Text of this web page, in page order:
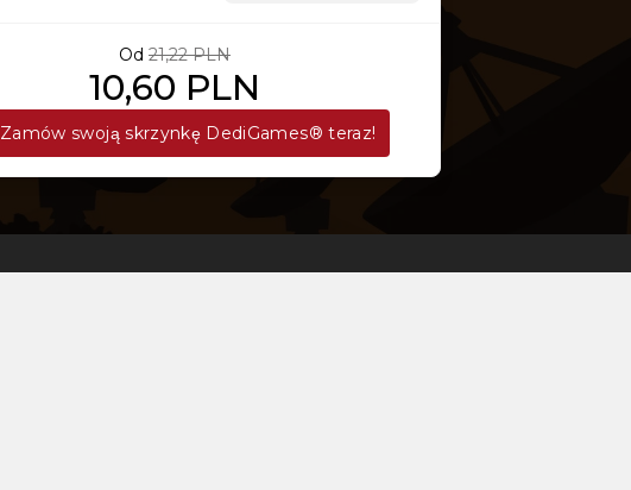
Od 21,22 PLN
10,60 PLN
Zamów swoją skrzynkę DediGames® teraz!